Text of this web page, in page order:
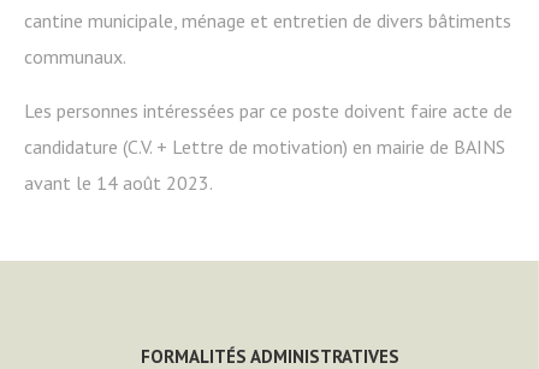
cantine municipale, ménage et entretien de divers bâtiments
communaux.
Les personnes intéressées par ce poste doivent faire acte de
candidature (C.V. + Lettre de motivation) en mairie de BAINS
avant le 14 août 2023.
FORMALITÉS ADMINISTRATIVES